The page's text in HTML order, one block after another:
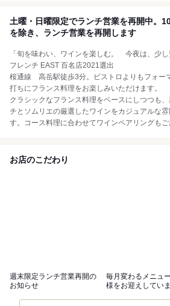
土曜・日曜限定でランチ営業を再開中。
を除き、ランチ営業を再開します
「旬を味わい、ワインを楽しむ。 今夜は、少し
フレンチ EAST 百名店2021選出
桜通線 高岳駅徒歩3分。ビストロよりもフォー
打ちにフランス料理をお楽しみいただけます。
クラシックなフランス料理をベースにしつつも
チとソムリエの厳選したワインをカジュアルな
す。コース料理に合わせてワインペアリングもご
お店のこだわり
週末限定ランチ営業再開の
お知らせ
毎月変わるメニュ
様をお迎えしていま